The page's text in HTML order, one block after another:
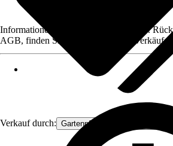
Verkauf durch: Gartenpflanzen Ammerland
Informationen des Verkäufers, wie z. B.
AGB, finden Sie bei Klick auf den